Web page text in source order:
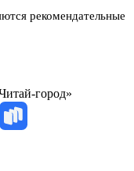
рекомендательные
город»